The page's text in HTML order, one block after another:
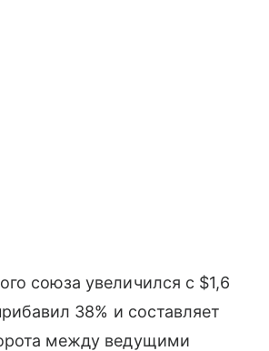
союза увеличился с $1,6
38% и составляет
между ведущими